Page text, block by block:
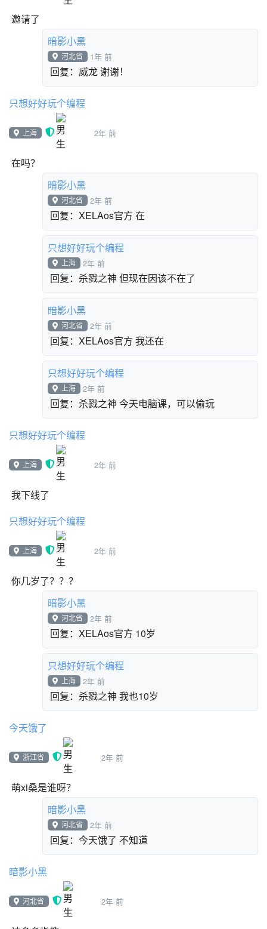
暗影小黑
河北省 1年 前
回复：威龙 谢谢！
只想好好玩个编程
2年 前
暗影小黑
河北省 2年 前
回复：XELAos官方 在
只想好好玩个编程
上海 2年 前
回复：杀戮之神 但现在因该不在了
暗影小黑
河北省 2年 前
回复：XELAos官方 我还在
只想好好玩个编程
上海 2年 前
回复：杀戮之神 今天电脑课，可以偷玩
只想好好玩个编程
2年 前
你几岁了？？？
暗影小黑
河北省 2年 前
回复：XELAos官方 10岁
只想好好玩个编程
上海 2年 前
回复：杀戮之神 我也10岁
今天饿了
2年 前
暗影小黑
河北省 2年 前
回复：今天饿了 不知道